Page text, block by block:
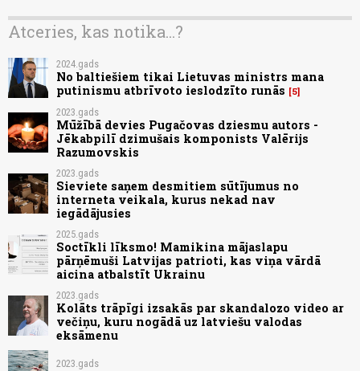
Atceries, kas notika...?
2024.gads
No baltiešiem tikai Lietuvas ministrs mana
putinismu atbrīvoto ieslodzīto runās
5
2023.gads
Mūžībā devies Pugačovas dziesmu autors -
Jēkabpilī dzimušais komponists Valērijs
Razumovskis
2023.gads
Sieviete saņem desmitiem sūtījumus no
interneta veikala, kurus nekad nav
iegādājusies
2025.gads
Soctīkli līksmo! Mamikina mājaslapu
pārņēmuši Latvijas patrioti, kas viņa vārdā
aicina atbalstīt Ukrainu
2023.gads
Kolāts trāpīgi izsakās par skandalozo video ar
večiņu, kuru nogādā uz latviešu valodas
eksāmenu
2023.gads